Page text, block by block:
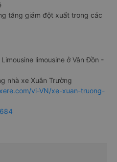
tăng giảm đột xuất trong các
limousine ở Vân Đồn -
nhà xe Xuân Trường
vi-VN/xe-xuan-truong-